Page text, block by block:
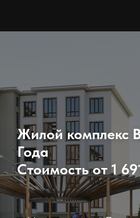
Жилой комплекс
Года
Стоимость от1